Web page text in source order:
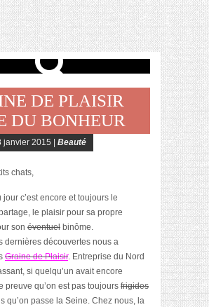
DE PLAISIR
DU BONHEUR
janvier 2015 | Beauté
chats,
jour c’est encore et toujours le
le plaisir pour sa propre
son éventuel binôme.
dernières découvertes nous a
Graine de Plaisir. Entreprise du Nord
si quelqu’un avait encore
preuve qu’on est pas toujours frigides
qu’on passe la Seine. Chez nous, la